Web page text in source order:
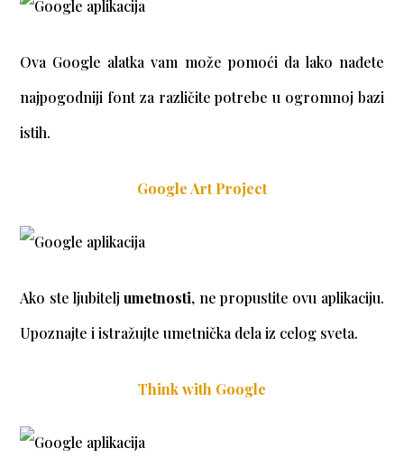
Ova Google alatka vam može pomoći da lako nađete
najpogodniji font za različite potrebe u ogromnoj bazi
istih.
Google Art Project
Ako ste ljubiteljumetnosti, ne propustite ovu aplikaciju.
Upoznajte i istražujte umetnička dela iz celog sveta.
Think with Google